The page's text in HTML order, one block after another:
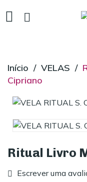
Início VELAS
Cipriano
Ritual Livro
Escrever uma